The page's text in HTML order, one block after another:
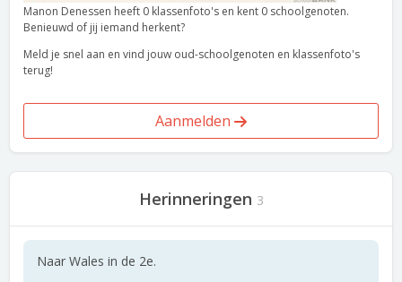
Manon Denessen heeft 0 klassenfoto's en kent 0 schoolgenoten.
Benieuwd of jij iemand herkent?
Meld je snel aan en vind jouw oud-schoolgenoten en klassenfoto's
terug!
Aanmelden
Herinneringen 3
Naar Wales in de 2e.